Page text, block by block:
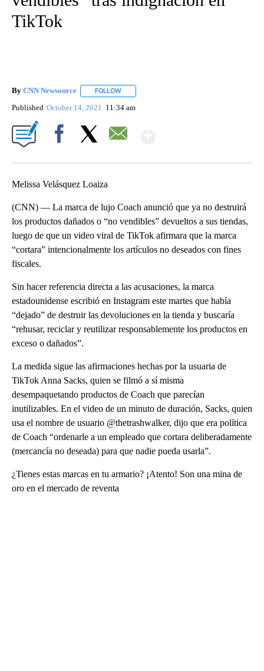
TikTok
By CNN Newsource FOLLOW
Published October 14, 2021 11:34 am
Melissa Velásquez Loaiza
(CNN) — La marca de lujo Coach anunció que ya no destruirá
los productos dañados o “no vendibles” devueltos a sus tiendas,
luego de que un video viral de TikTok afirmara que la marca
“cortara” intencionalmente los artículos no deseados con fines
fiscales.
Sin hacer referencia directa a las acusaciones, la marca
estadounidense escribió en Instagram este martes que había
“dejado” de destruir las devoluciones en la tienda y buscaría
“rehusar, reciclar y reutilizar responsablemente los productos en
exceso o dañados”.
La medida sigue las afirmaciones hechas por la usuaria de
TikTok Anna Sacks, quien se filmó a sí misma
desempaquetando productos de Coach que parecían
inutilizables. En el video de un minuto de duración, Sacks, quien
usa el nombre de usuario @thetrashwalker, dijo que era política
de Coach “ordenarle a un empleado que cortara deliberadamente
(mercancía no deseada) para que nadie pueda usarla”.
¿Tienes estas marcas en tu armario? ¡Atento! Son una mina de
oro en el mercado de reventa